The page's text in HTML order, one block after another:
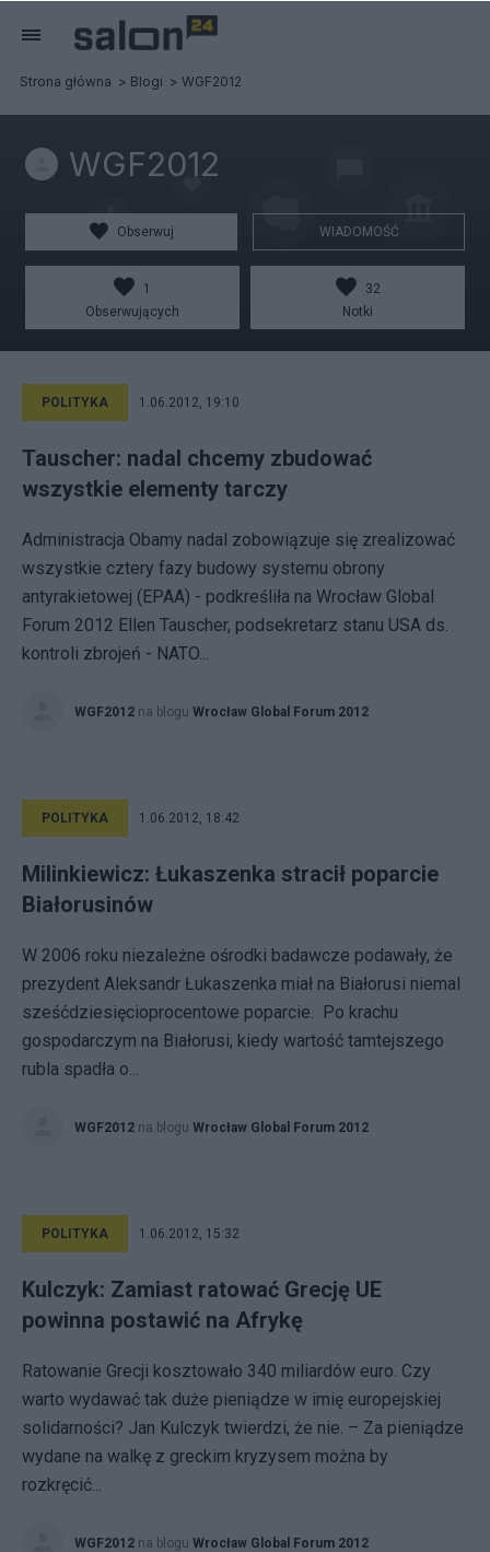
Strona główna Blogi WGF2012
WGF2012
Obserwuj WIADOMOŚĆ
1
Obserwujących
32
Notki
POLITYKA 1.06.2012, 19:10
Tauscher: nadal chcemy zbudować
wszystkie elementy tarczy
Administracja Obamy nadal zobowiązuje się zrealizować
wszystkie cztery fazy budowy systemu obrony
antyrakietowej (EPAA) - podkreśliła na Wrocław Global
Forum 2012 Ellen Tauscher, podsekretarz stanu USA ds.
kontroli zbrojeń - NATO...
WGF2012 na blogu Wrocław Global Forum 2012
POLITYKA 1.06.2012, 18:42
Milinkiewicz: Łukaszenka stracił poparcie
Białorusinów
W 2006 roku niezależne ośrodki badawcze podawały, że
prezydent Aleksandr Łukaszenka miał na Białorusi niemal
sześćdziesięcioprocentowe poparcie. Po krachu
gospodarczym na Białorusi, kiedy wartość tamtejszego
rubla spadła o...
WGF2012 na blogu Wrocław Global Forum 2012
POLITYKA 1.06.2012, 15:32
Kulczyk: Zamiast ratować Grecję UE
powinna postawić na Afrykę
Ratowanie Grecji kosztowało 340 miliardów euro. Czy
warto wydawać tak duże pieniądze w imię europejskiej
solidarności? Jan Kulczyk twierdzi, że nie. – Za pieniądze
wydane na walkę z greckim kryzysem można by
rozkręcić...
WGF2012 na blogu Wrocław Global Forum 2012